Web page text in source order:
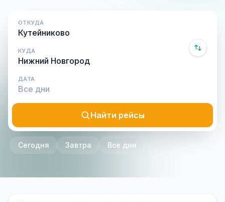
ОТКУДА
КУДА
ДАТА
Найти рейсы
Сегодня Завтра Все дни